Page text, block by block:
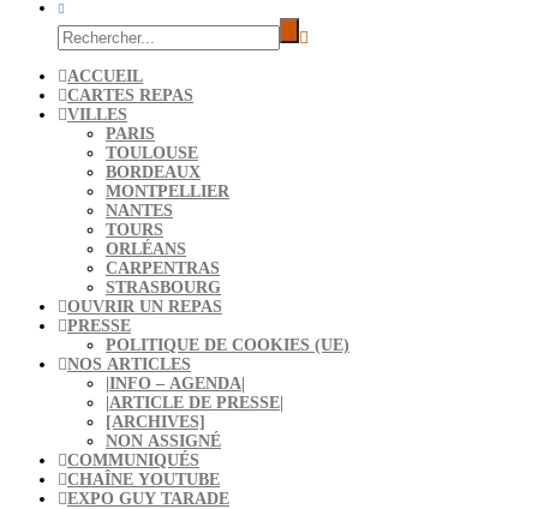
ACCUEIL
CARTES REPAS
VILLES
PARIS
TOULOUSE
BORDEAUX
MONTPELLIER
NANTES
TOURS
ORLÉANS
CARPENTRAS
STRASBOURG
OUVRIR UN REPAS
PRESSE
POLITIQUE DE COOKIES (UE)
NOS ARTICLES
|INFO – AGENDA|
|ARTICLE DE PRESSE|
[ARCHIVES]
NON ASSIGNÉ
COMMUNIQUÉS
CHAÎNE YOUTUBE
EXPO GUY TARADE